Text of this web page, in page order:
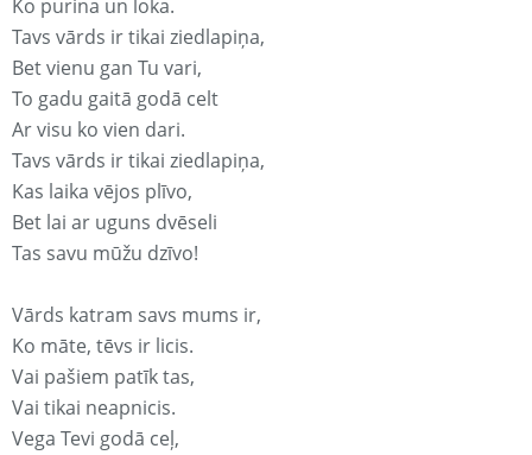
Ko purina un loka.
Tavs vārds ir tikai ziedlapiņa,
Bet vienu gan Tu vari,
To gadu gaitā godā celt
Ar visu ko vien dari.
Tavs vārds ir tikai ziedlapiņa,
Kas laika vējos plīvo,
Bet lai ar uguns dvēseli
Tas savu mūžu dzīvo!
Vārds katram savs mums ir,
Ko māte, tēvs ir licis.
Vai pašiem patīk tas,
Vai tikai neapnicis.
Vega Tevi godā ceļ,